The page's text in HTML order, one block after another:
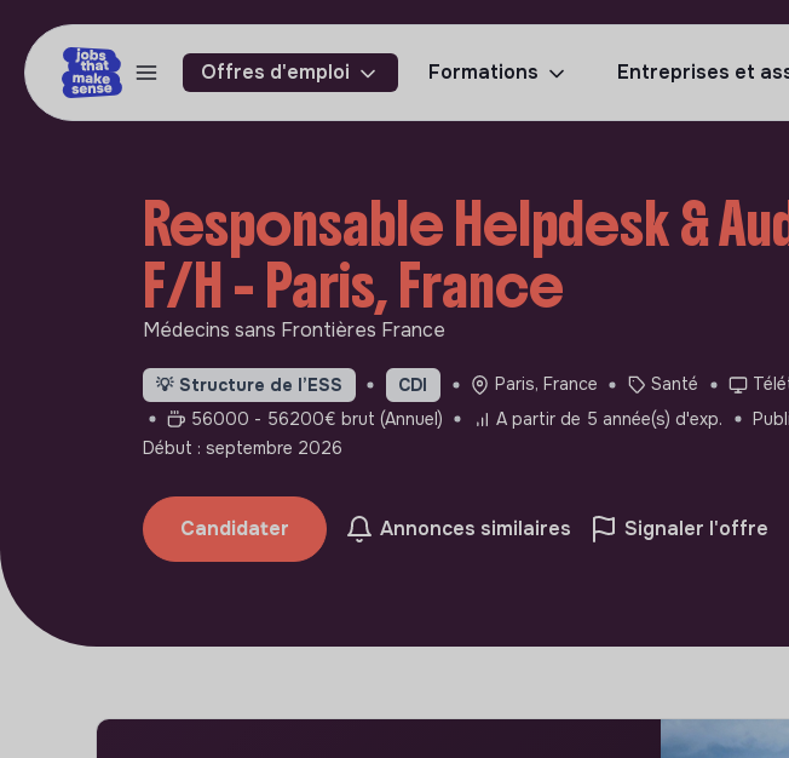
Offres d'emploi Formations Entreprises et
Responsable Helpdesk &
F/H - Paris, France
Médecins sans Frontières France
💡 Structure de l’ESS CDI Paris, France Santé
56000 - 56200€ brut (Annuel)
A partir de 5 année(s) d'exp.
Début : septembre 2026
Candidater Annonces similaires Signaler l'offre